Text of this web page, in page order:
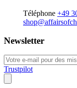
Téléphone +49
Newsletter
Trustpilot